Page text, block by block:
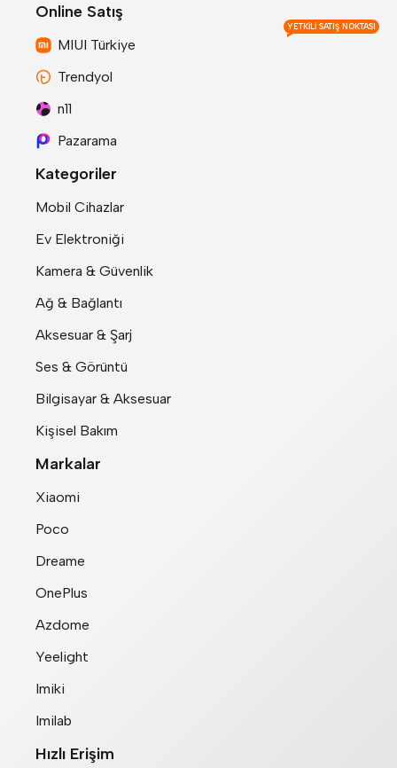
Online Satış
MIUI Türkiye
YETKILI SATIŞ NOKTASI
Trendyol
n11
Pazarama
Kategoriler
Mobil Cihazlar
Ev Elektroniği
Kamera & Güvenlik
Ağ & Bağlantı
Aksesuar & Şarj
Ses & Görüntü
Bilgisayar & Aksesuar
Kişisel Bakım
Markalar
Xiaomi
Poco
Dreame
OnePlus
Azdome
Yeelight
Imiki
Imilab
Hızlı Erişim